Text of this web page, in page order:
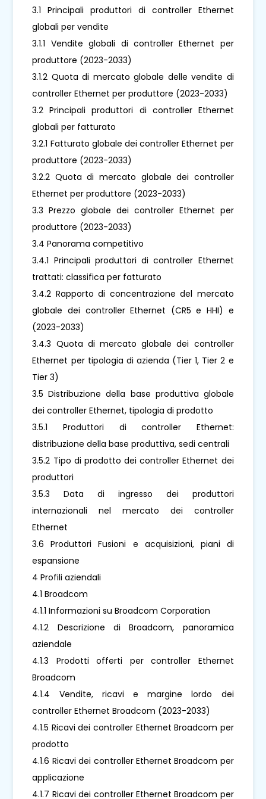
3.1 Principali produttori di controller Ethernet
globali per vendite
3.1.1 Vendite globali di controller Ethernet per
produttore (2023-2033)
3.1.2 Quota di mercato globale delle vendite di
controller Ethernet per produttore (2023-2033)
3.2 Principali produttori di controller Ethernet
globali per fatturato
3.2.1 Fatturato globale dei controller Ethernet per
produttore (2023-2033)
3.2.2 Quota di mercato globale dei controller
Ethernet per produttore (2023-2033)
3.3 Prezzo globale dei controller Ethernet per
produttore (2023-2033)
3.4 Panorama competitivo
3.4.1 Principali produttori di controller Ethernet
trattati: classifica per fatturato
3.4.2 Rapporto di concentrazione del mercato
globale dei controller Ethernet (CR5 e HHI) e
(2023-2033)
3.4.3 Quota di mercato globale dei controller
Ethernet per tipologia di azienda (Tier 1, Tier 2 e
Tier 3)
3.5 Distribuzione della base produttiva globale
dei controller Ethernet, tipologia di prodotto
3.5.1 Produttori di controller Ethernet:
distribuzione della base produttiva, sedi centrali
3.5.2 Tipo di prodotto dei controller Ethernet dei
produttori
3.5.3 Data di ingresso dei produttori
internazionali nel mercato dei controller
Ethernet
3.6 Produttori Fusioni e acquisizioni, piani di
espansione
4 Profili aziendali
4.1 Broadcom
4.1.1 Informazioni su Broadcom Corporation
4.1.2 Descrizione di Broadcom, panoramica
aziendale
4.1.3 Prodotti offerti per controller Ethernet
Broadcom
4.1.4 Vendite, ricavi e margine lordo dei
controller Ethernet Broadcom (2023-2033)
4.1.5 Ricavi dei controller Ethernet Broadcom per
prodotto
4.1.6 Ricavi dei controller Ethernet Broadcom per
applicazione
4.1.7 Ricavi dei controller Ethernet Broadcom per